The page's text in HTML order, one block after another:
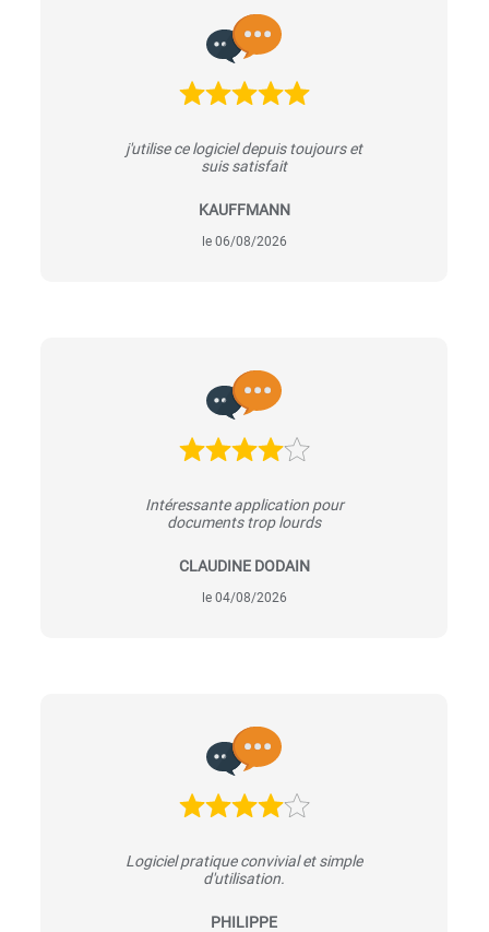
j'utilise ce logiciel depuis toujours et
suis satisfait
KAUFFMANN
le 06/08/2026
Intéressante application pour
documents trop lourds
CLAUDINE DODAIN
le 04/08/2026
Logiciel pratique convivial et simple
d'utilisation.
PHILIPPE